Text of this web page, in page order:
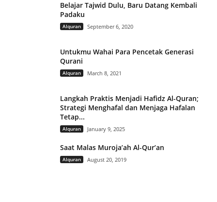
Belajar Tajwid Dulu, Baru Datang Kembali
Padaku
Alquran September 6, 2020
Untukmu Wahai Para Pencetak Generasi
Qurani
Alquran March 8, 2021
Langkah Praktis Menjadi Hafidz Al-Quran;
Strategi Menghafal dan Menjaga Hafalan
Tetap...
Alquran January 9, 2025
Saat Malas Muroja’ah Al-Qur’an
Alquran August 20, 2019